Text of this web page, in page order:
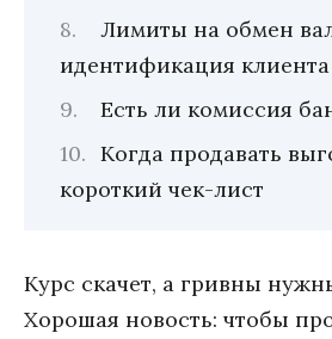
Лимиты на обмен
идентификация клиента
Есть ли комиссия
Когда продавать
короткий чек-лист
Курс скачет, а гривны
Хорошая новость: чтобы